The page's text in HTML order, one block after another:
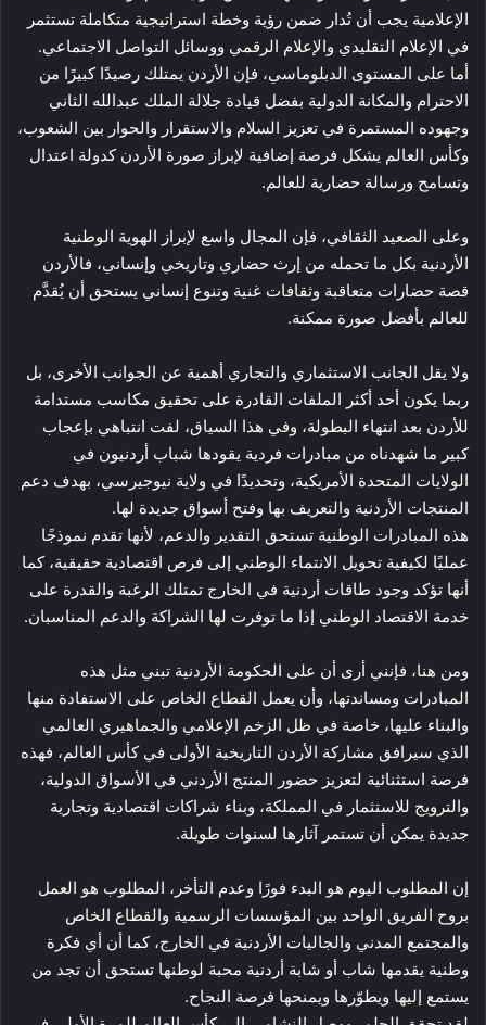
الإعلامية يجب أن تُدار ضمن رؤية وخطة استراتيجية متكاملة تستثمر
في الإعلام التقليدي والإعلام الرقمي ووسائل التواصل الاجتماعي.
أما على المستوى الدبلوماسي، فإن الأردن يمتلك رصيدًا كبيرًا من
الاحترام والمكانة الدولية بفضل قيادة جلالة الملك عبدالله الثاني
وجهوده المستمرة في تعزيز السلام والاستقرار والحوار بين الشعوب،
وكأس العالم يشكل فرصة إضافية لإبراز صورة الأردن كدولة اعتدال
وتسامح ورسالة حضارية للعالم.
وعلى الصعيد الثقافي، فإن المجال واسع لإبراز الهوية الوطنية
الأردنية بكل ما تحمله من إرث حضاري وتاريخي وإنساني، فالأردن
قصة حضارات متعاقبة وثقافات غنية وتنوع إنساني يستحق أن يُقدَّم
للعالم بأفضل صورة ممكنة.
ولا يقل الجانب الاستثماري والتجاري أهمية عن الجوانب الأخرى، بل
ربما يكون أحد أكثر الملفات القادرة على تحقيق مكاسب مستدامة
للأردن بعد انتهاء البطولة، وفي هذا السياق، لفت انتباهي بإعجاب
كبير ما شهدناه من مبادرات فردية يقودها شباب أردنيون في
الولايات المتحدة الأمريكية، وتحديدًا في ولاية نيوجيرسي، بهدف دعم
المنتجات الأردنية والتعريف بها وفتح أسواق جديدة لها.
هذه المبادرات الوطنية تستحق التقدير والدعم، لأنها تقدم نموذجًا
عمليًا لكيفية تحويل الانتماء الوطني إلى فرص اقتصادية حقيقية، كما
أنها تؤكد وجود طاقات أردنية في الخارج تمتلك الرغبة والقدرة على
خدمة الاقتصاد الوطني إذا ما توفرت لها الشراكة والدعم المناسبان.
ومن هنا، فإنني أرى أن على الحكومة الأردنية تبني مثل هذه
المبادرات ومساندتها، وأن يعمل القطاع الخاص على الاستفادة منها
والبناء عليها، خاصة في ظل الزخم الإعلامي والجماهيري العالمي
الذي سيرافق مشاركة الأردن التاريخية الأولى في كأس العالم، فهذه
فرصة استثنائية لتعزيز حضور المنتج الأردني في الأسواق الدولية،
والترويج للاستثمار في المملكة، وبناء شراكات اقتصادية وتجارية
جديدة يمكن أن تستمر آثارها لسنوات طويلة.
إن المطلوب اليوم هو البدء فورًا وعدم التأخر، المطلوب هو العمل
بروح الفريق الواحد بين المؤسسات الرسمية والقطاع الخاص
والمجتمع المدني والجاليات الأردنية في الخارج، كما أن أي فكرة
وطنية يقدمها شاب أو شابة أردنية محبة لوطنها تستحق أن تجد من
يستمع إليها ويطوّرها ويمنحها فرصة النجاح.